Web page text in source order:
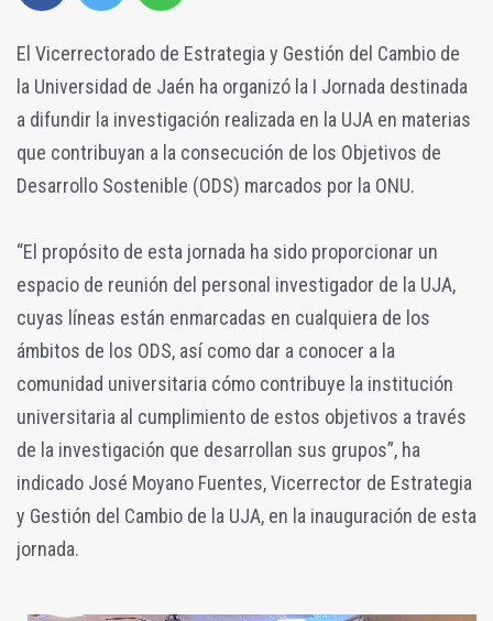
El Vicerrectorado de Estrategia y Gestión del Cambio de
la Universidad de Jaén ha organizó la I Jornada destinada
a difundir la investigación realizada en la UJA en materias
que contribuyan a la consecución de los Objetivos de
Desarrollo Sostenible (ODS) marcados por la ONU.
“El propósito de esta jornada ha sido proporcionar un
espacio de reunión del personal investigador de la UJA,
cuyas líneas están enmarcadas en cualquiera de los
ámbitos de los ODS, así como dar a conocer a la
comunidad universitaria cómo contribuye la institución
universitaria al cumplimiento de estos objetivos a través
de la investigación que desarrollan sus grupos”, ha
indicado José Moyano Fuentes, Vicerrector de Estrategia
y Gestión del Cambio de la UJA, en la inauguración de esta
jornada.